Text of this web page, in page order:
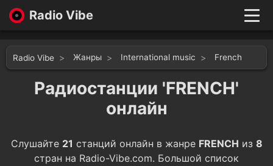
Radio Vibe
New
Genres
Likes
Top 100
Radio Vibe Жанры International music French
Радиостанции 'FRENCH'
онлайн
Слушайте 21 станций онлайн в жанре FRENCH из 8
стран на Radio-Vibe.com. Большой список